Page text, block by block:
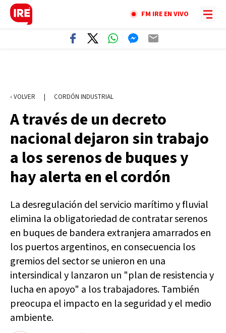
FM IRE EN VIVO
‹ VOLVER | CORDÓN INDUSTRIAL
A través de un decreto
nacional dejaron sin trabajo
a los serenos de buques y
hay alerta en el cordón
La desregulación del servicio marítimo y fluvial
elimina la obligatoriedad de contratar serenos
en buques de bandera extranjera amarrados en
los puertos argentinos, en consecuencia los
gremios del sector se unieron en una
intersindical y lanzaron un "plan de resistencia y
lucha en apoyo" a los trabajadores. También
preocupa el impacto en la seguridad y el medio
ambiente.